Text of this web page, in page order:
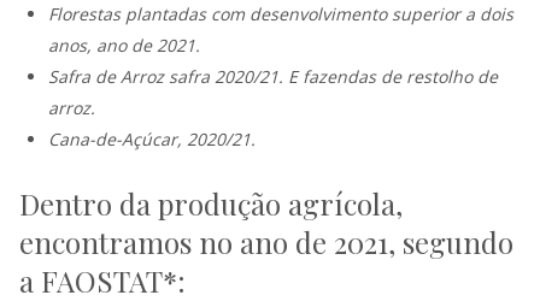
Florestas plantadas com desenvolvimento superior a dois
anos, ano de 2021.
Safra de Arroz safra 2020/21. E fazendas de restolho de
arroz.
Cana-de-Açúcar, 2020/21.
Dentro da produção agrícola,
encontramos no ano de 2021, segundo
a FAOSTAT*: